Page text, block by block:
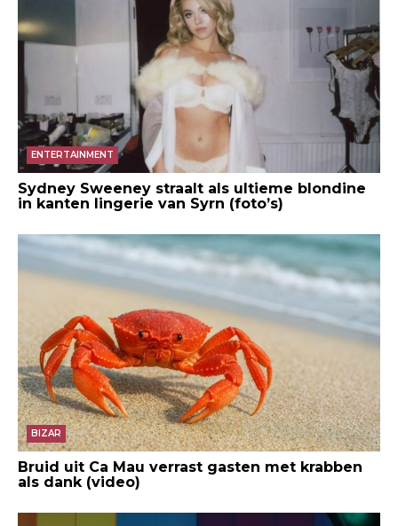
ENTERTAINMENT
Sydney Sweeney straalt als ultieme blondine
in kanten lingerie van Syrn (foto’s)
BIZAR
Bruid uit Ca Mau verrast gasten met krabben
als dank (video)